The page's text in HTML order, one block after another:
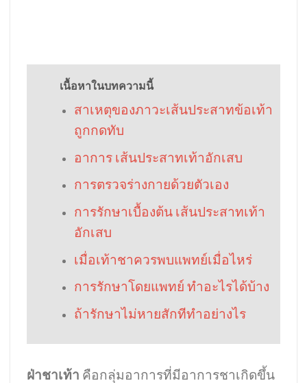
เนื้อหาในบทความนี้
สาเหตุของภาวะเส้นประสาทข้อเท้า
ถูกกดทับ
อาการ เส้นประสาทเท้าอักเสบ
การตรวจร่างกายด้วยตัวเอง
การรักษาเบื้องต้น เส้นประสาทเท้า
อักเสบ
เมื่อเท้าชาควรพบแพทย์เมื่อไหร่
การรักษาโดยแพทย์ ทำอะไรได้บ้าง
ถ้ารักษาไม่หายสักทีทำอย่างไร
ฝ่าชาเท้า คือกลุ่มอาการที่มีอาการชาเกิดขึ้น